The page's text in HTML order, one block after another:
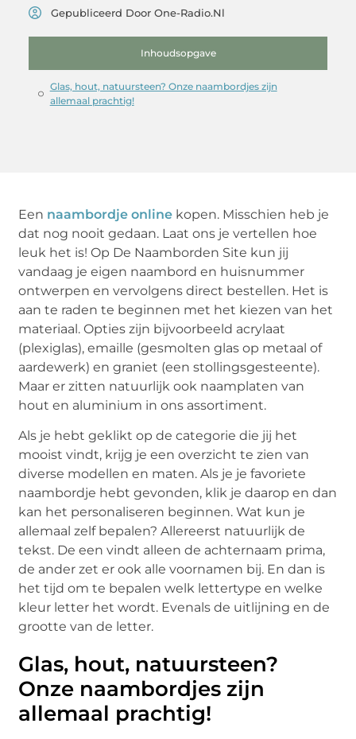
Gepubliceerd Door One-Radio.nl
Inhoudsopgave
Glas, hout, natuursteen? Onze naambordjes zijn
allemaal prachtig!
Een naambordje online kopen. Misschien heb je
dat nog nooit gedaan. Laat ons je vertellen hoe
leuk het is! Op De Naamborden Site kun jij
vandaag je eigen naambord en huisnummer
ontwerpen en vervolgens direct bestellen. Het is
aan te raden te beginnen met het kiezen van het
materiaal. Opties zijn bijvoorbeeld acrylaat
(plexiglas), emaille (gesmolten glas op metaal of
aardewerk) en graniet (een stollingsgesteente).
Maar er zitten natuurlijk ook naamplaten van
hout en aluminium in ons assortiment.
Als je hebt geklikt op de categorie die jij het
mooist vindt, krijg je een overzicht te zien van
diverse modellen en maten. Als je je favoriete
naambordje hebt gevonden, klik je daarop en dan
kan het personaliseren beginnen. Wat kun je
allemaal zelf bepalen? Allereerst natuurlijk de
tekst. De een vindt alleen de achternaam prima,
de ander zet er ook alle voornamen bij. En dan is
het tijd om te bepalen welk lettertype en welke
kleur letter het wordt. Evenals de uitlijning en de
grootte van de letter.
Glas, hout, natuursteen?
Onze naambordjes zijn
allemaal prachtig!